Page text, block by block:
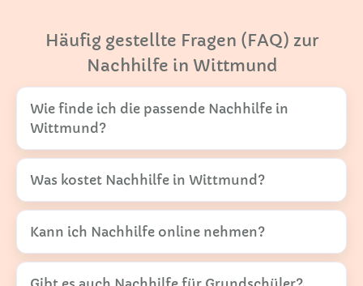
Häufig gestellte Fragen (FAQ) zur
Nachhilfe in Wittmund
Wie finde ich die passende Nachhilfe in
Wittmund?
Was kostet Nachhilfe in Wittmund?
Kann ich Nachhilfe online nehmen?